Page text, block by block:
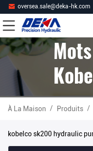
oversea.sale@deka-hk.com
À La Maison / Produits /
kobelco sk200 hydraulic